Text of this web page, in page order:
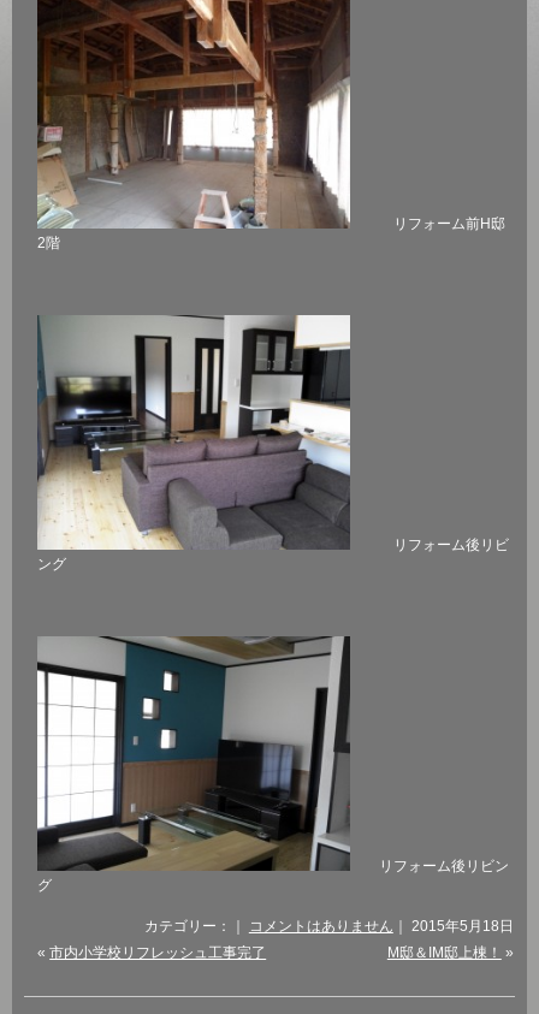
リフォーム前H邸
2階
リフォーム後リビ
ング
リフォーム後リビン
グ
カテゴリー：｜ コメントはありません ｜ 2015年5月18日
«市内小学校リフレッシュ工事完了 M邸＆IM邸上棟！ »